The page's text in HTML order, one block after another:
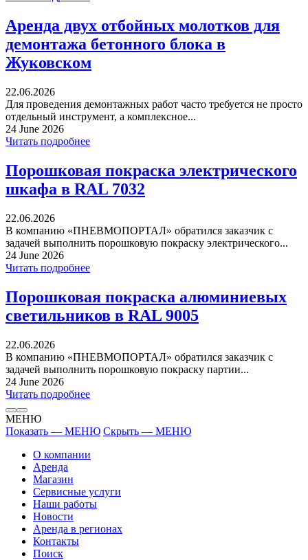
Аренда двух отбойных молотков для
демонтажа бетонного блока в
Жуковском
22.06.2026
Для проведения демонтажных работ часто требуется не просто
отдельный инструмент, а комплексное...
24 June 2026
Читать подробнее
Порошковая покраска электрического
шкафа в RAL 7032
22.06.2026
В компанию «ПНЕВМОПОРТАЛ» обратился заказчик с
задачей выполнить порошковую покраску электрического...
24 June 2026
Читать подробнее
Порошковая покраска алюминиевых
светильников в RAL 9005
22.06.2026
В компанию «ПНЕВМОПОРТАЛ» обратился заказчик с
задачей выполнить порошковую покраску партии...
24 June 2026
Читать подробнее
МЕНЮ
Показать — МЕНЮ Скрыть — МЕНЮ
О компании
Аренда
Магазин
Сервисные услуги
Наши работы
Новости
Аренда в регионах
Контакты
Поиск